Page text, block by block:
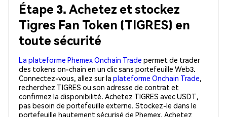
Étape 3. Achetez et stockez
Tigres Fan Token (TIGRES) en
toute sécurité
La plateforme Phemex Onchain Trade permet de trader
des tokens on-chain en un clic sans portefeuille Web3.
Connectez-vous, allez sur la plateforme Onchain Trade,
recherchez TIGRES ou son adresse de contrat et
confirmez la disponibilité. Achetez TIGRES avec USDT,
pas besoin de portefeuille externe. Stockez-le dans le
portefeuille hautement sécurisé de Phemex. Achetez